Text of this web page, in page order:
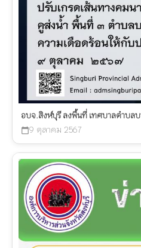
อบจ.สิงห์บุรี ลงพื้นที่ เทศบาลตำบลบ
calendar_today9 ตุลาคม 2567